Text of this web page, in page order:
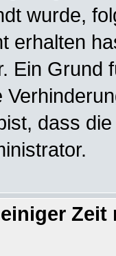
wurde,
erhalten
Ein Grund
dass